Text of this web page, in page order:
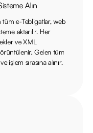
Alın
tüm e-Tebligatlar, web
aktarılır. Her
ve XML
Gelen tüm
işlem sırasına alınır.